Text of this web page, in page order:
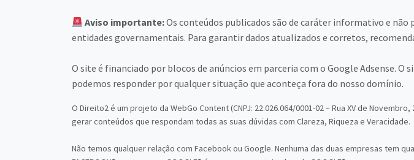
Aviso importante:Os conteúdos publicados são de caráter informativo e
entidades governamentais. Para garantir dados atualizados e corretos,
O site é financiado por blocos de anúncios em parceria com o Google Adsense.
podemos responder por qualquer situação que aconteça fora do nosso domínio.
O Direito2 é um projeto da WebGo Content (CNPJ: 22.026.064/0001-02 – Rua XV de
gerar conteúdos que respondam todas as suas dúvidas com Clareza, Riqueza e Veracidade.
Não temos qualquer relação com Facebook ou Google. Nenhuma das duas empresas tem